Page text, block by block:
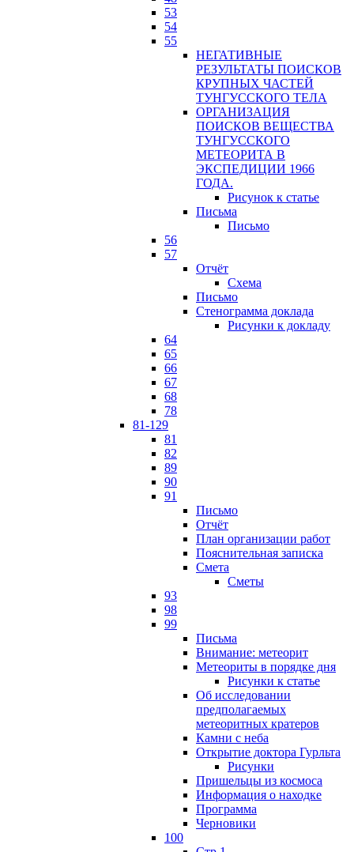
53
54
55
НЕГАТИВНЫЕ
РЕЗУЛЬТАТЫ ПОИСКОВ
КРУПНЫХ ЧАСТЕЙ
ТУНГУССКОГО ТЕЛА
ОРГАНИЗАЦИЯ
ПОИСКОВ ВЕЩЕСТВА
ТУНГУССКОГО
МЕТЕОРИТА В
ЭКСПЕДИЦИИ 1966
ГОДА.
Рисунок к статье
Письма
Письмо
56
57
Отчёт
Схема
Письмо
Стенограмма доклада
Рисунки к докладу
64
65
66
67
68
78
81-129
81
82
89
90
91
Письмо
Отчёт
План организации работ
Пояснительная записка
Смета
Сметы
93
98
99
Письма
Внимание: метеорит
Метеориты в порядке дня
Рисунки к статье
Об исследовании
предполагаемых
метеоритных кратеров
Камни с неба
Открытие доктора Гурльта
Рисунки
Пришельцы из космоса
Информация о находке
Программа
Черновики
100